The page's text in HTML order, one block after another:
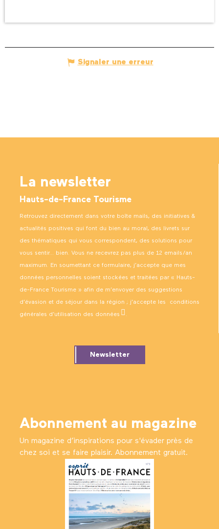
Signaler une erreur
La newsletter
Hauts-de-France Tourisme
Retrouvez directement dans votre boîte mails, des initiatives &
actualités positives qui font du bien au moral, des livrets sur
des thématiques qui vous correspondent, des solutions pour
vous sentir… bien. Vous ne recevrez pas plus de 12 emails/an
maximum. En soumettant ce formulaire, j’accepte que mes
données personnelles soient stockées et traitées par « Hauts-
de-France Tourisme » afin de m’envoyer des suggestions
d’évasion et de séjour dans la région ; j’accepte les conditions
générales d’utilisation des données .
Newsletter
Abonnement au magazine
Un magazine d’inspirations pour s'évader près de
chez soi et se faire plaisir. Abonnement gratuit.